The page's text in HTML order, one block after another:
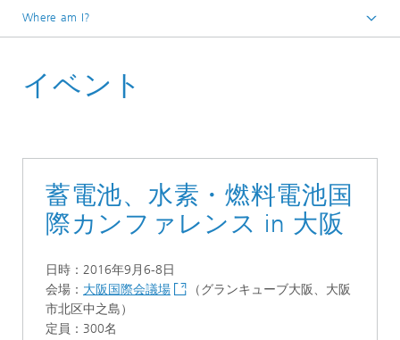
Where am I?
イベント
イベント
蓄電池、水素・燃料電池国
際カンファレンス in 大阪
日時：2016年9月6-8日
会場： 大阪国際会議場
（グランキューブ大阪、大阪
市北区中之島）
定員：300名